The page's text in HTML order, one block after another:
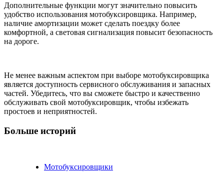
Дополнительные функции могут значительно повысить
удобство использования мотобуксировщика. Например,
наличие амортизации может сделать поездку более
комфортной, а световая сигнализация повысит безопасность
на дороге.
Не менее важным аспектом при выборе мотобуксировщика
является доступность сервисного обслуживания и запасных
частей. Убедитесь, что вы сможете быстро и качественно
обслуживать свой мотобуксировщик, чтобы избежать
простоев и неприятностей.
Больше историй
Мотобуксировщики